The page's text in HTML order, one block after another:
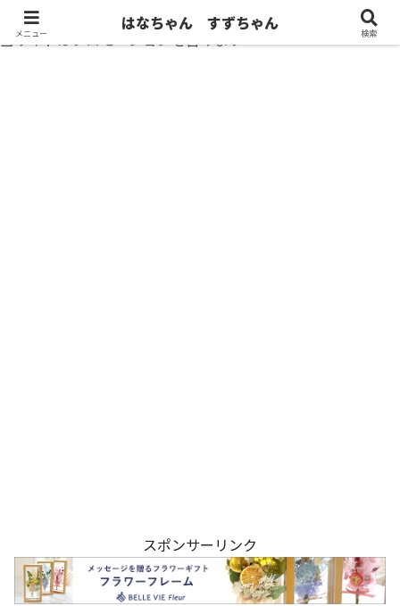
当サイトはプロモーションを含みます
スポンサーリンク
メニュー
はなちゃん すずちゃん
検索